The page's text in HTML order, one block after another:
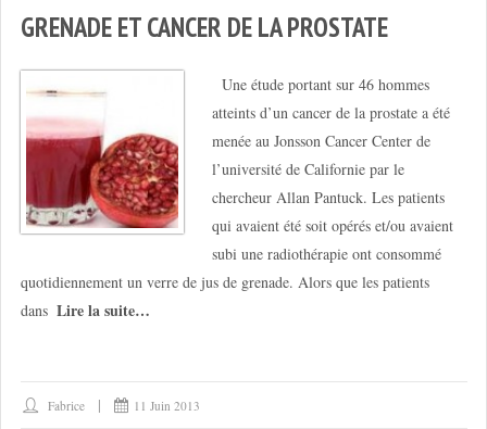
GRENADE ET CANCER DE LA PROSTATE
Une étude portant sur 46 hommes
atteints d’un cancer de la prostate a été
menée au Jonsson Cancer Center de
l’université de Californie par le
chercheur Allan Pantuck. Les patients
qui avaient été soit opérés et/ou avaient
subi une radiothérapie ont consommé
quotidiennement un verre de jus de grenade. Alors que les patients
dans Lire la suite…
Fabrice 11 Juin 2013